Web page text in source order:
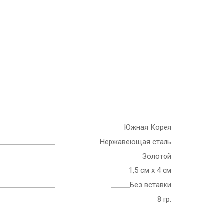
Южная Корея
Нержавеющая сталь
Золотой
1,5 см x 4 см
Без вставки
8 гр.